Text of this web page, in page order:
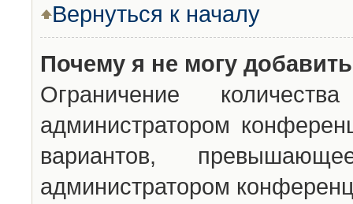
Вернуться к началу
Почему я не могу
Ограничение
администратором
вариантов,
администратором